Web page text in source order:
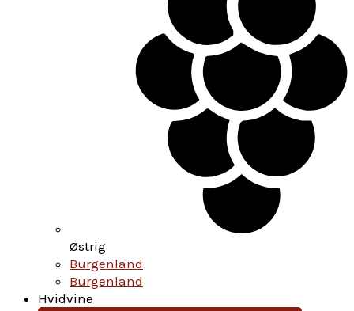
Østrig
Burgenland
Burgenland
Hvidvine